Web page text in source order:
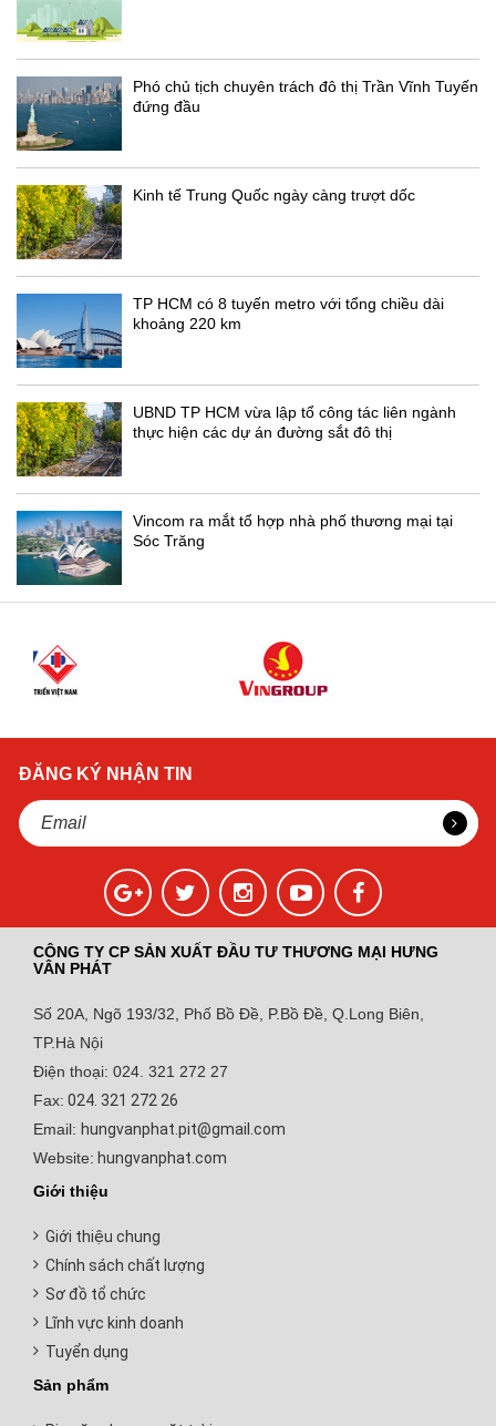
Phó chủ tịch chuyên trách đô thị Trần Vĩnh Tuyến
đứng đầu
Kinh tế Trung Quốc ngày càng trượt dốc
TP HCM có 8 tuyến metro với tổng chiều dài
khoảng 220 km
UBND TP HCM vừa lập tổ công tác liên ngành
thực hiện các dự án đường sắt đô thị
Vincom ra mắt tổ hợp nhà phố thương mại tại
Sóc Trăng
ĐĂNG KÝ NHẬN TIN
CÔNG TY CP SẢN XUẤT ĐẦU TƯ THƯƠNG MẠI HƯNG
VÂN PHÁT
Số 20A, Ngõ 193/32, Phố Bồ Đề, P.Bồ Đề, Q.Long Biên,
TP.Hà Nội
Điện thoại: 024. 321 272 27
Fax: 024. 321 272 26
Email: hungvanphat.pit@gmail.com
Website: hungvanphat.com
Giới thiệu
Giới thiệu chung
Chính sách chất lượng
Sơ đồ tổ chức
Lĩnh vực kinh doanh
Tuyển dụng
Sản phẩm